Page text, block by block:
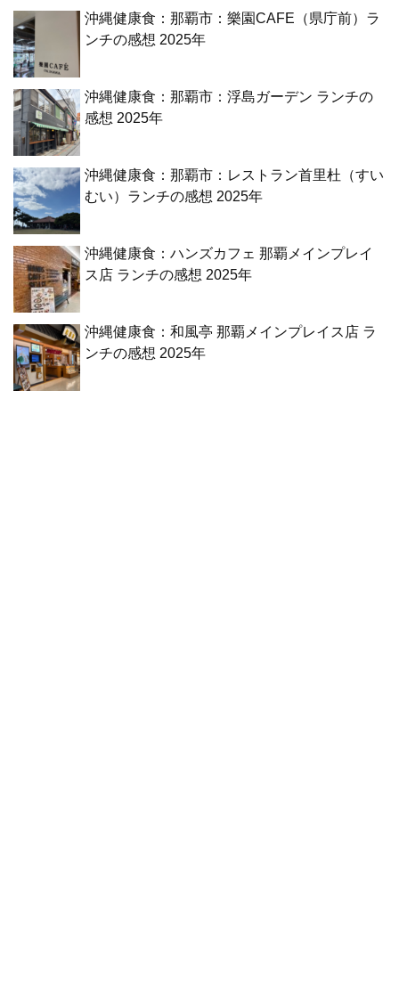
沖縄健康食：那覇市：樂園CAFE（県庁前）ラ
ンチの感想 2025年
沖縄健康食：那覇市：浮島ガーデン ランチの
感想 2025年
沖縄健康食：那覇市：レストラン首里杜（すい
むい）ランチの感想 2025年
沖縄健康食：ハンズカフェ 那覇メインプレイ
ス店 ランチの感想 2025年
沖縄健康食：和風亭 那覇メインプレイス店 ラ
ンチの感想 2025年